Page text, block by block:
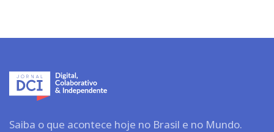
Saiba o que acontece hoje no Brasil e no Mundo.